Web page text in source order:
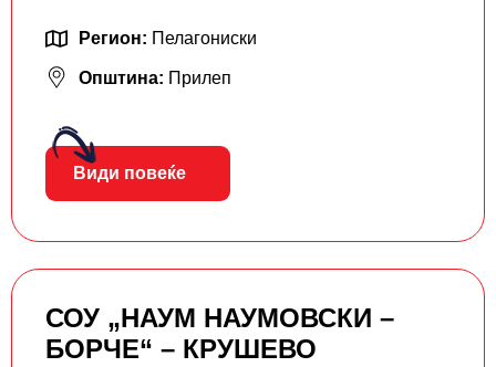
Регион: Пелагониски
Општина: Прилеп
Види повеќе
СОУ „НАУМ НАУМОВСКИ –
БОРЧЕ“ – КРУШЕВО